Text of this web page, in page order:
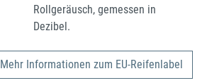
Rollgeräusch, gemessen in
Dezibel.
Mehr Informationen zum EU-Reifenlabel